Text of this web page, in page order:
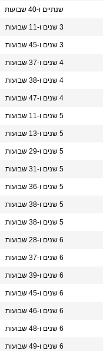
שנתיים ו-40 שבועות
3 שנים ו-11 שבועות
3 שנים ו-45 שבועות
4 שנים ו-37 שבועות
4 שנים ו-38 שבועות
4 שנים ו-47 שבועות
5 שנים ו-11 שבועות
5 שנים ו-13 שבועות
5 שנים ו-29 שבועות
5 שנים ו-31 שבועות
5 שנים ו-36 שבועות
5 שנים ו-38 שבועות
5 שנים ו-38 שבועות
6 שנים ו-28 שבועות
6 שנים ו-37 שבועות
6 שנים ו-39 שבועות
6 שנים ו-45 שבועות
6 שנים ו-46 שבועות
6 שנים ו-48 שבועות
6 שנים ו-49 שבועות